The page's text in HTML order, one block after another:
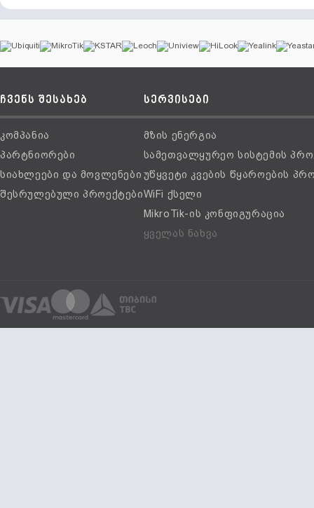
ჩვენს შესახებ
კომპანია
პარტნიორები
სიახლეები და მოვლენები
შესრულებული პროექტები
სერვისები
მზის ენერგია
სამეთვალყურეო სისტემის
უწყვეტი კვების წყაროების
WiFi ქსელი
MikroTik-ის კონფიგურაცია
ყველას ნახვა